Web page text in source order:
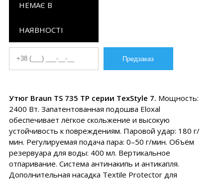
НЕМАЄ В
НАЯВНОСТІ
Утюг Braun TS 735 TP серии TexStyle 7. Мощность:
2400 Вт. Запатентованная подошва Eloxal
обеспечивает лёгкое скольжение и высокую
устойчивость к повреждениям. Паровой удар: 180 г/
мин. Регулируемая подача пара: 0–50 г/мин. Объём
резервуара для воды: 400 мл. Вертикальное
отпаривание. Система антинакипь и антикапля.
Дополнительная насадка Textile Protector для